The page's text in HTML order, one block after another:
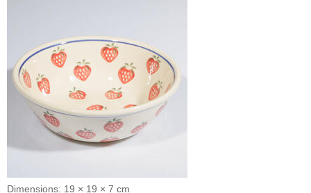
Dimensions: 19 × 19 × 7 cm